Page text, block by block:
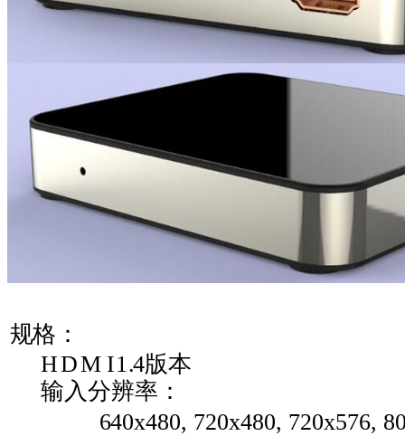
规格：
HDM I1 .4版本
输入分辨率：
640x480, 720x480, 720x576,